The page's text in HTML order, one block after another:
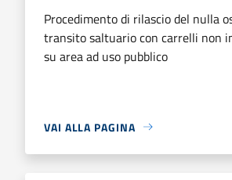
Procedimento di rilascio del nulla
transito saltuario con carrelli non
su area ad uso pubblico
VAI ALLA PAGINA